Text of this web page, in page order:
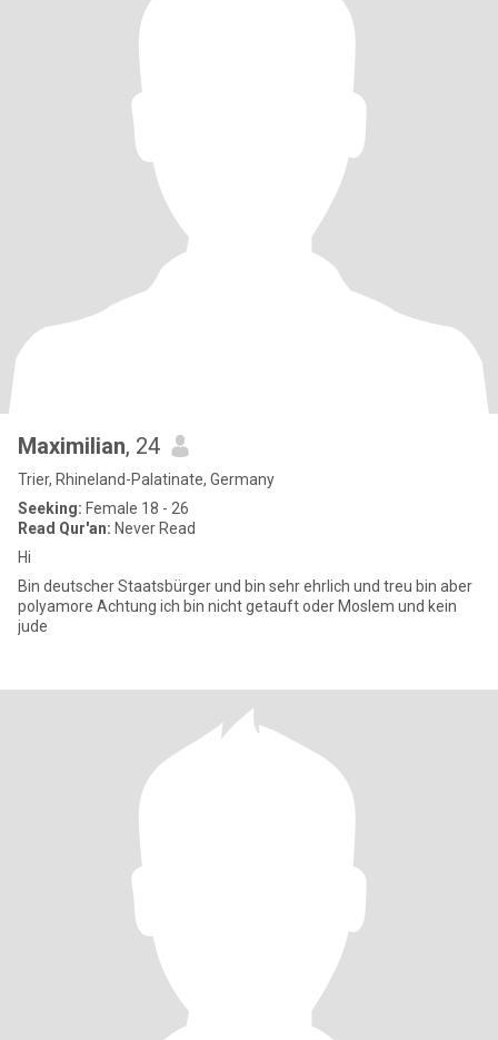
Maximilian, 24
Trier, Rhineland-Palatinate, Germany
Seeking: Female 18 - 26
Read Qur'an: Never Read
Hi
Bin deutscher Staatsbürger und bin sehr ehrlich und treu bin aber
polyamore Achtung ich bin nicht getauft oder Moslem und kein
jude